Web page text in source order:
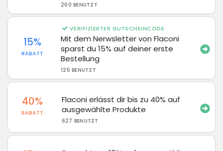
260 BENUTZT
15%
RABATT
VERIFIZIERTER GUTSCHEINCODE
Mit dem Nerwsletter von Flaconi
sparst du 15% auf deiner erste
Bestellung
125 BENUTZT
40%
RABATT
Flaconi erlässt dir bis zu 40% auf
ausgewählte Produkte
627 BENUTZT